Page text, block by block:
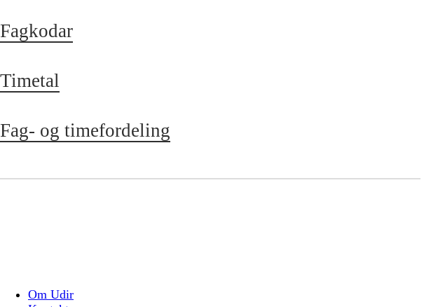
Fagkodar
Timetal
Fag- og timefordeling
Om Udir